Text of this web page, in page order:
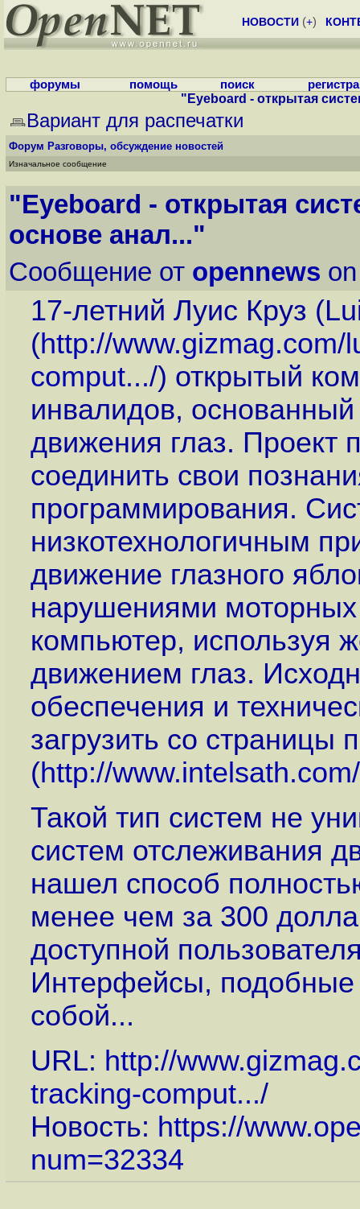
НОВОСТИ (+)
форумы помощь поиск
"Eyeboard - открытая
Вариант для распечатки
Форум Разговоры, обсуждение новостей
Изначальное сообщение
"Eyeboard - открытая
основе анал..."
Сообщение от opennews
17-летний Луис Круз
(http://www.gizmag.com/
comput.../) открытый
инвалидов,
движения глаз. Проект
соединить свои
программирования.
низкотехнологичным
движение глазного
нарушениями моторных
компьютер, используя
движением глаз.
обеспечения и
загрузить со страницы
(http://
Такой тип систем не
систем отслеживания
нашел способ
менее чем за 300
доступной
Интерфейсы, подобные
собой...
URL: http://
tracking-comput.../
Новость: https://
num=32334